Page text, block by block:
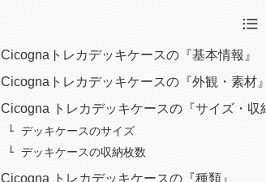
Cicognaトレカデッキケースの『基本情報』
Cicognaトレカデッキケースの『外観・素材』
Cicogna トレカデッキケースの『サイズ・収
デッキケースのサイズ
デッキケースの収納枚数
Cicogna トレカデッキケースの『種類』